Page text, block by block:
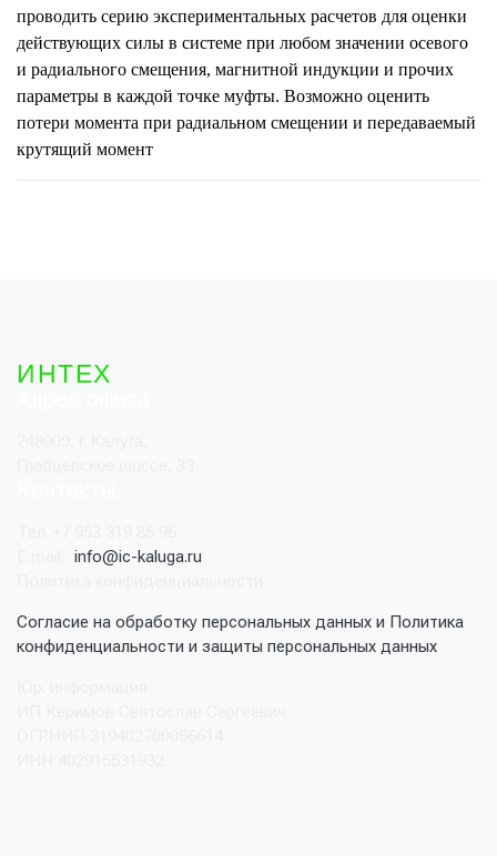
проводить серию экспериментальных расчетов для оценки
действующих силы в системе при любом значении осевого
и радиального смещения, магнитной индукции и прочих
параметры в каждой точке муфты. Возможно оценить
потери момента при радиальном смещении и передаваемый
крутящий момент
ИНТЕХ
info@ic-kaluga.ru
Согласие на обработку персональных данных и Политика
конфиденциальности и защиты персональных данных